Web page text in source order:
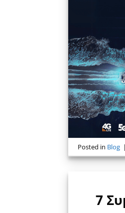
Posted in Blog |
7